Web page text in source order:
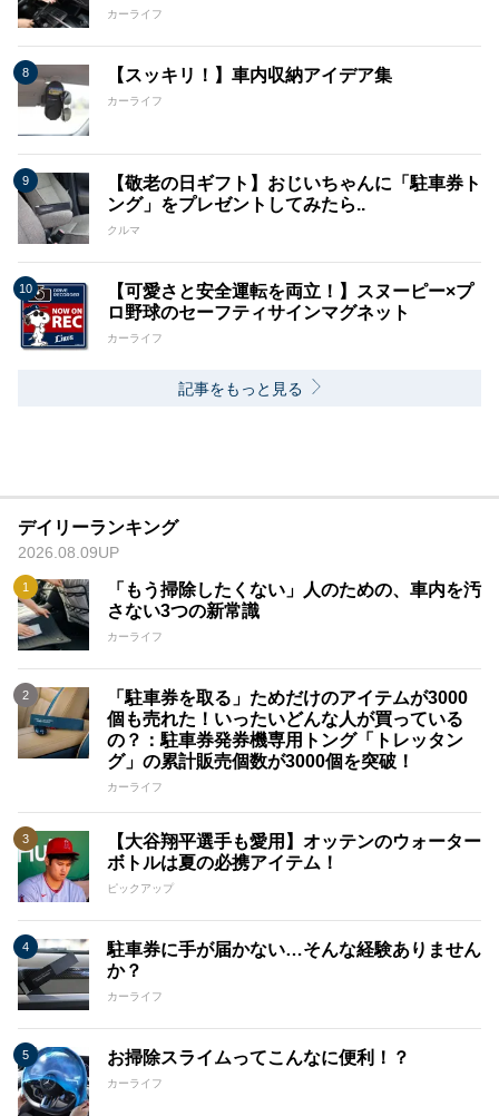
カーライフ
【スッキリ！】車内収納アイデア集
カーライフ
【敬老の日ギフト】おじいちゃんに「駐車券ト
ング」をプレゼントしてみたら..
クルマ
【可愛さと安全運転を両立！】スヌーピー×プ
ロ野球のセーフティサインマグネット
カーライフ
記事をもっと見る
デイリーランキング
2026.08.09UP
「もう掃除したくない」人のための、車内を汚
さない3つの新常識
カーライフ
「駐車券を取る」ためだけのアイテムが3000
個も売れた！いったいどんな人が買っている
の？：駐車券発券機専用トング「トレッタン
グ」の累計販売個数が3000個を突破！
カーライフ
【大谷翔平選手も愛用】オッテンのウォーター
ボトルは夏の必携アイテム！
ピックアップ
駐車券に手が届かない…そんな経験ありません
か？
カーライフ
お掃除スライムってこんなに便利！？
カーライフ